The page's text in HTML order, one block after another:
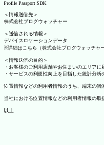
Profile Passport SDK
＜情報送信先＞
株式会社ブログウォッチャー
＜送信される情報＞
デバイスロケーションデータ
※詳細はこちら（株式会社ブログウォッチャ
＜情報送信の目的＞
・お客様のご利用店舗やお住まいのエリアに
・サービスの利便性向上を目指した統計分析
位置情報などの利用者情報のうち、端末の個
当社における位置情報などの利用者情報の
以上